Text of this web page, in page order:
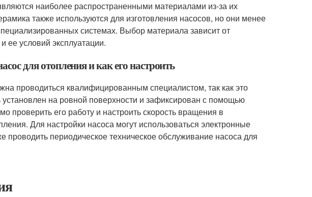
наиболее распространенными материалами из-за их
также используются для изготовления насосов, но они менее
системах. Выбор материала зависит от
ее условий эксплуатации.
для отопления и как его настроить
проводиться квалифицированным специалистом, так как это
на ровной поверхности и зафиксирован с помощью
проверить его работу и настроить скорость вращения в
Для настройки насоса могут использоваться электронные
проводить периодическое техническое обслуживание насоса для